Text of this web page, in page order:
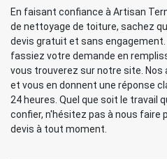
En faisant confiance à Artisan
de nettoyage de toiture, sachez
devis gratuit et sans engagement.
fassiez votre demande en
vous trouverez sur notre site.
et vous en donnent une réponse
24 heures. Quel que soit le travail
confier, n'hésitez pas à nous faire
devis à tout moment.